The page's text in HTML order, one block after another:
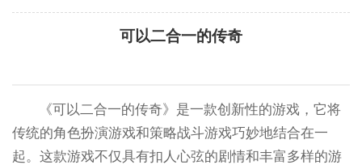
可以二合一的传奇
《可以二合一的传奇》是一款创新性的游戏，它将
传统的角色扮演游戏和策略战斗游戏巧妙地结合在一
起。这款游戏不仅具有扣人心弦的剧情和丰富多样的游